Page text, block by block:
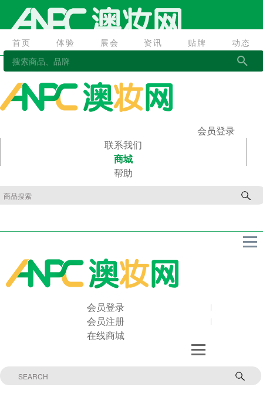
首页 体验 展会 资讯 贴牌 动态
首页 体验 展会 资讯
会员登录
联系我们
商城
帮助
会员登录
会员注册
在线商城